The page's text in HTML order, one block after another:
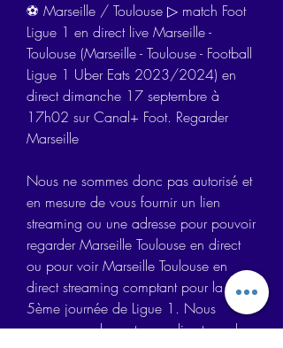
⚽ Marseille / Toulouse ▷ match Foot
Ligue 1 en direct live Marseille -
Toulouse (Marseille - Toulouse - Football
Ligue 1 Uber Eats 2023/2024) en
direct dimanche 17 septembre à
17h02 sur Canal+ Foot. Regarder
Marseille
Nous ne sommes donc pas autorisé et
en mesure de vous fournir un lien
streaming ou une adresse pour pouvoir
regarder Marseille Toulouse en direct
ou pour voir Marseille Toulouse en
direct streaming comptant pour la
5ème journée de Ligue 1. Nous
pouvons seulement vous direct que le